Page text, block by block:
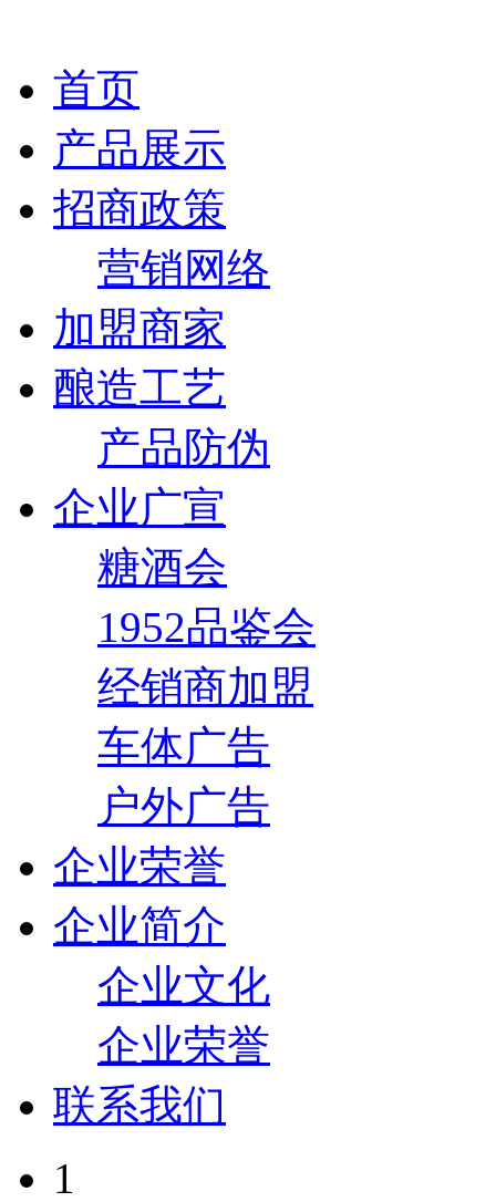
首页
产品展示
招商政策
营销网络
加盟商家
酿造工艺
产品防伪
企业广宣
糖酒会
1952品鉴会
经销商加盟
车体广告
户外广告
企业荣誉
企业简介
企业文化
企业荣誉
联系我们
1